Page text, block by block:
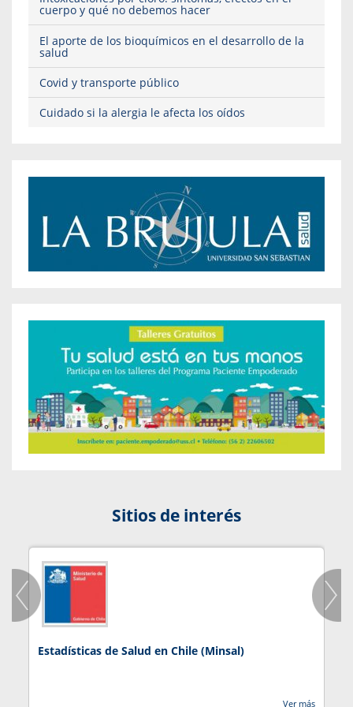
cuerpo y qué no debemos hacer
El aporte de los bioquímicos en el desarrollo de la
salud
Covid y transporte público
Cuidado si la alergia le afecta los oídos
Sitios de interés
Estadísticas de Salud en Chile (Minsal)
Ver más